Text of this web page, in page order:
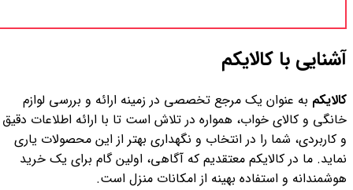
آشنایی با کالایکم
کالایکم به عنوان یک مرجع تخصصی در زمینه ارائه و بررسی لوازم
خانگی و کالای خواب، همواره در تلاش است تا با ارائه اطلاعات دقیق
و کاربردی، شما را در انتخاب و نگهداری بهتر از این محصولات یاری
نماید. ما در کالایکم معتقدیم که آگاهی، اولین گام برای یک خرید
هوشمندانه و استفاده بهینه از امکانات منزل است.